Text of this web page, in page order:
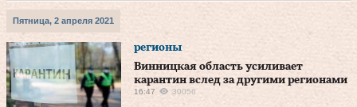
Пятница, 2 апреля 2021
регионы
Винницкая область усиливает
карантин вслед за другими регионами
16:47 30056